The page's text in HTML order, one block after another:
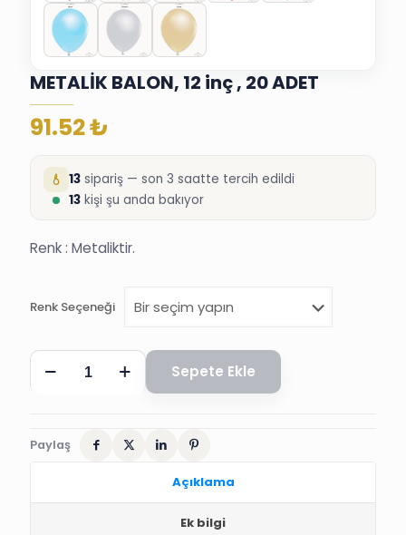
METALİK BALON, 12 inç , 20 ADET
91.52₺
13 sipariş — son 3 saatte tercih edildi
13 kişi şu anda bakıyor
Renk : Metaliktir.
Renk Seçeneği
METALİK
BALON,
20
Sepete Ekle
Paylaş
Açıklama
Ek bilgi